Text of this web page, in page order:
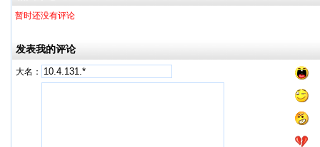
暂时还没有评论
发表我的评论
大名：